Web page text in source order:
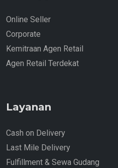
Online Seller
Corporate
Kemitraan Agen Retail
Agen Retail Terdekat
Layanan
Cash on Delivery
Last Mile Delivery
Fulfillment & Sewa Gudang